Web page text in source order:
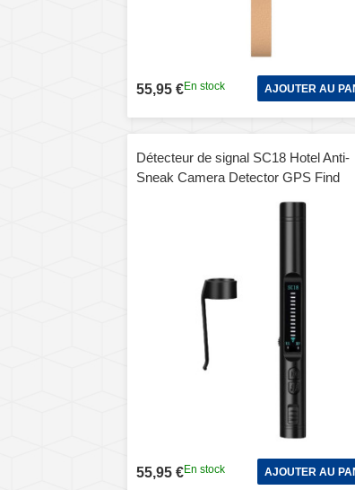
55,95 €En stock AJOUTER AU
Détecteur de signal SC18 Hotel Anti-
Sneak Camera Detector GPS Find
55,95 €En stock AJOUTER AU